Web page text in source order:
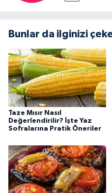
Bunlar da ilginizi
Taze Mısır Nasıl
Değerlendirilir? İşte Yaz
Sofralarına Pratik Öneriler